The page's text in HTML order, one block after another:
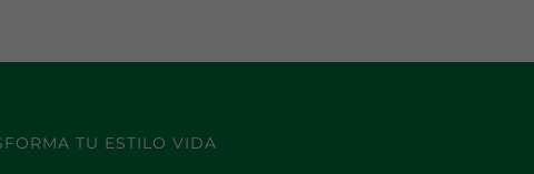
TU ESTILO VIDA